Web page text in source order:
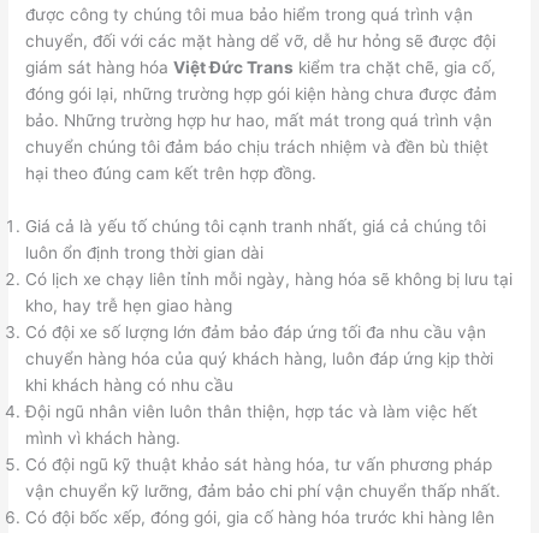
được công ty chúng tôi mua bảo hiểm trong quá trình vận
chuyển, đối với các mặt hàng dể vỡ, dễ hư hỏng sẽ được đội
giám sát hàng hóaViệt Đức Trans kiểm tra chặt chẽ, gia cố,
đóng gói lại, những trường hợp gói kiện hàng chưa được đảm
bảo. Những trường hợp hư hao, mất mát trong quá trình vận
chuyển chúng tôi đảm báo chịu trách nhiệm và đền bù thiệt
hại theo đúng cam kết trên hợp đồng.
Giá cả là yếu tố chúng tôi cạnh tranh nhất, giá cả chúng tôi
luôn ổn định trong thời gian dài
Có lịch xe chạy liên tỉnh mỗi ngày, hàng hóa sẽ không bị lưu tại
kho, hay trễ hẹn giao hàng
Có đội xe số lượng lớn đảm bảo đáp ứng tối đa nhu cầu vận
chuyển hàng hóa của quý khách hàng, luôn đáp ứng kịp thời
khi khách hàng có nhu cầu
Đội ngũ nhân viên luôn thân thiện, hợp tác và làm việc hết
mình vì khách hàng.
Có đội ngũ kỹ thuật khảo sát hàng hóa, tư vấn phương pháp
vận chuyển kỹ lưỡng, đảm bảo chi phí vận chuyển thấp nhất.
Có đội bốc xếp, đóng gói, gia cố hàng hóa trước khi hàng lên